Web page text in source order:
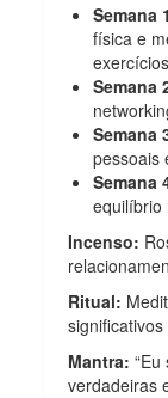
Semana
física e
Semana
Semana
pessoais
Semana
equilíbrio
Incenso:
Ritual:
Mantra:
verdadeiras